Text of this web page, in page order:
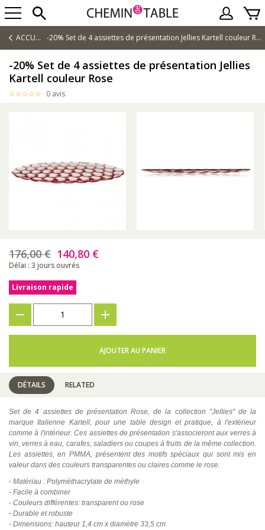
ACCUEIL -20% Set de 4 assiettes de présentation Jellies Kartell couleur Rose
-20% Set de 4 assiettes de présentation Jellies
Kartell couleur Rose
0 avis
176,00 € 140,80 €
Délai : 3 jours ouvrés
Livraison rapide
AJOUTER AU PANIER
DÉTAILS RELATED
Set de 4 assiettes de présentation Rose, de la collection "Jellies" de la
marque Italienne Kartell, pour une table design et pratique, à l'extérieur
comme à l'intérieur. Ces assiettes de présentation s'associeront aux verres à
vin, verres à eau, carafes, saladiers ou coupes à fruits de la même collection.
Les assiettes, en PMMA, présentent des motifs spéciaux qui sont mis en
valeur dans des couleurs transparentes ou claires comme le rose.
- Matériau : Polyméthacrylate de méthyle
- Facile à combiner
- Couleurs différentes: transparent ou rose
- Durable et robuste
- Dimensions: hauteur 1,4 cm x diamètre 33,5 cm